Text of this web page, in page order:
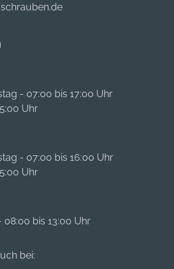
- 07:00 bis 17:00 Uhr
Uhr
- 07:00 bis 16:00 Uhr
Uhr
bis 13:00 Uhr
bei: